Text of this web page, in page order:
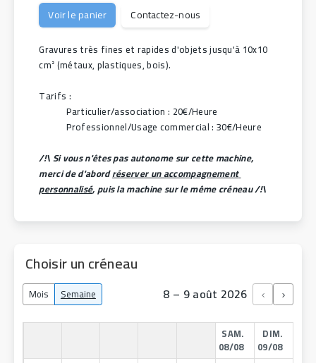
Voir le panier Contactez-nous
Gravures très fines et rapides d'objets jusqu'à 10x10
cm² (métaux, plastiques, bois).
Tarifs :
Particulier/association : 20€/Heure
Professionnel/Usage commercial : 30€/Heure
/!\ Si vous n'êtes pas autonome sur cette machine,
merci de d'abord réserver un accompagnement
personnalisé, puis la machine sur le même créneau /!\
Choisir un créneau
Mois Semaine 8 – 9 août 2026
SAM.
08/08
DIM.
09/08